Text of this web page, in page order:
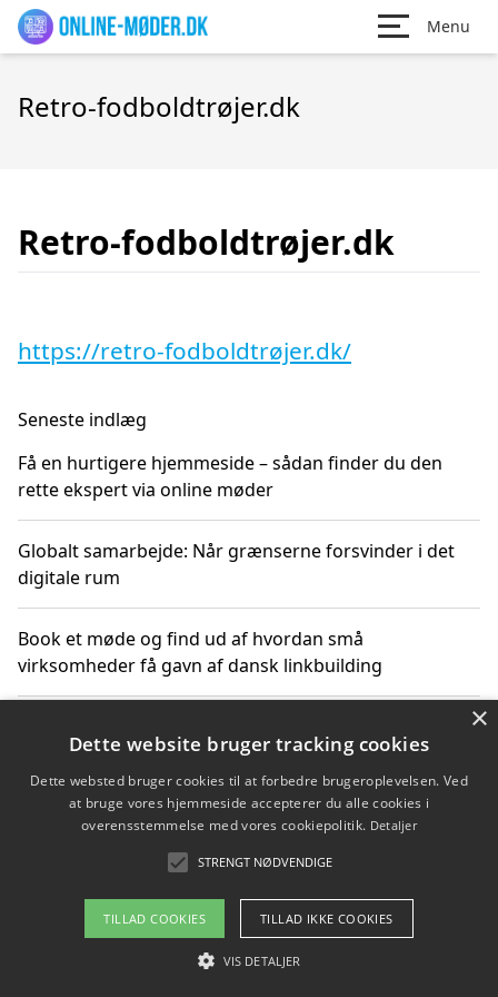
Menu
Retro-fodboldtrøjer.dk
Retro-fodboldtrøjer.dk
https://retro-fodboldtrøjer.dk/
Seneste indlæg
Få en hurtigere hjemmeside – sådan finder du den
rette ekspert via online møder
Globalt samarbejde: Når grænserne forsvinder i det
digitale rum
Book et møde og find ud af hvordan små
virksomheder få gavn af dansk linkbuilding
får du indgår et samarbejde
Hold et møde med en WordPress ekspert og vælg den
mest professionelle til at vedligeholde din løsning
Copyright 2026 - Pilanto Aps
Om / kontakt
×
Dette website bruger tracking cookies
Dette websted bruger cookies til at forbedre brugeroplevelsen. Ved
at bruge vores hjemmeside accepterer du alle cookies i
overensstemmelse med vores cookiepolitik. Detaljer
STRENGT NØDVENDIGE
TILLAD COOKIES TILLAD IKKE COOKIES
VIS DETALJER